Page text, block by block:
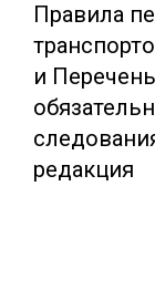
Правила
и
редакция